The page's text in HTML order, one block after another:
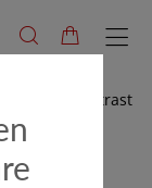
Hoher Kontrast